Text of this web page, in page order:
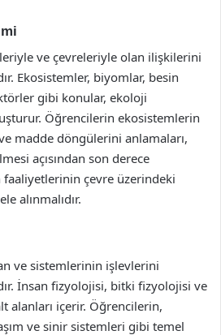
ve çevreleriyle olan ilişkilerini
Ekosistemler, biyomlar, besin
gibi konular, ekoloji
Öğrencilerin ekosistemlerin
madde döngülerini anlamaları,
açısından son derece
faaliyetlerinin çevre üzerindeki
alınmalıdır.
ve sistemlerinin işlevlerini
İnsan fizyolojisi, bitki fizyolojisi ve
alanları içerir. Öğrencilerin,
ve sinir sistemleri gibi temel